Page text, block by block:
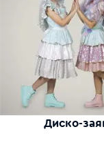
Диско-